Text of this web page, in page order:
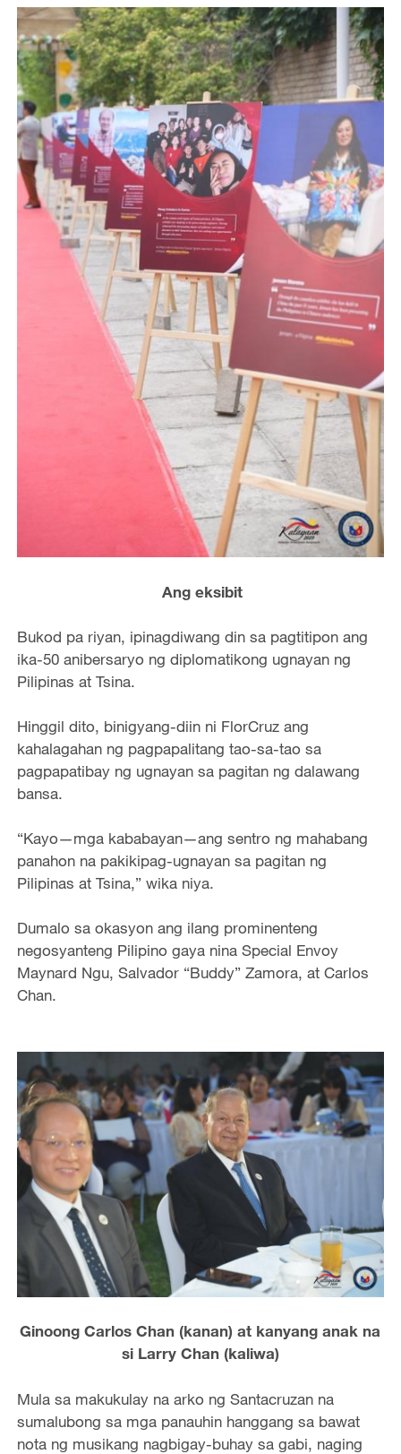
Ang eksibit
Bukod pa riyan, ipinagdiwang din sa pagtitipon ang
ika-50 anibersaryo ng diplomatikong ugnayan ng
Pilipinas at Tsina.
Hinggil dito, binigyang-diin ni FlorCruz ang
kahalagahan ng pagpapalitang tao-sa-tao sa
pagpapatibay ng ugnayan sa pagitan ng dalawang
bansa.
“Kayo—mga kababayan—ang sentro ng mahabang
panahon na pakikipag-ugnayan sa pagitan ng
Pilipinas at Tsina,” wika niya.
Dumalo sa okasyon ang ilang prominenteng
negosyanteng Pilipino gaya nina Special Envoy
Maynard Ngu, Salvador “Buddy” Zamora, at Carlos
Chan.
Ginoong Carlos Chan (kanan) at kanyang anak na
si Larry Chan (kaliwa)
Mula sa makukulay na arko ng Santacruzan na
sumalubong sa mga panauhin hanggang sa bawat
nota ng musikang nagbigay-buhay sa gabi, naging